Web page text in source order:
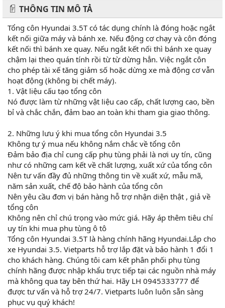
THÔNG TIN MÔ TẢ
Tổng côn Hyundai 3.5T có tác dụng chính là đóng hoặc ngắt
kết nối giữa máy và bánh xe. Nếu động cơ chạy và côn đóng
kết nối thì bánh xe quay. Nếu ngắt kết nối thì bánh xe quay
chậm lại theo quán tính rồi từ từ dừng hẳn. Việc ngắt côn
cho phép tài xế tăng giảm số hoặc dừng xe mà động cơ vẫn
hoạt động (không bị chết máy).
1. Vật liệu cấu tạo tổng côn
Nó được làm từ những vật liệu cao cấp, chất lượng cao, bền
bỉ và chắc chắn, đảm bao an toàn khi tham gia giao thông.
2. Những lưu ý khi mua tổng côn Hyundai 3.5
Không tự ý mua nếu không nắm chắc về tổng côn
Đảm bảo địa chỉ cung cấp phụ tùng phải là nơi uy tín, cũng
như có những cam kết về chất lượng, xuất xứ của tổng côn
Nên tư vấn đầy đủ những thông tin về xuất xứ, mẫu mã,
năm sản xuất, chế độ bảo hành của tổng côn
Nên yêu cầu đơn vị bán hàng hỗ trợ nhận diện thật , giả về
tổng côn
Không nên chỉ chú trọng vào mức giá. Hãy áp thêm tiêu chí
uy tín khi mua phụ tùng ô tô
Tổng côn Hyundai 3.5T là hàng chính hãng Hyundai.Lắp cho
xe Hyundai 3.5. Vietparts hỗ trợ lắp đặt và bảo hành 1 đổi 1
cho khách hàng. Chúng tôi cam kết phân phối phụ tùng
chính hãng được nhập khẩu trực tiếp tại các nguồn nhà máy
mà không qua tay bên thứ hai. Hãy LH 0945333777 để
được tư vấn và hỗ trợ 24/7. Vietparts luôn luôn sẵn sàng
phục vụ quý khách!